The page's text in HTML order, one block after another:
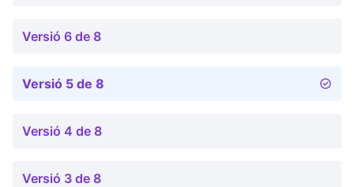
Versió 6 de 8
Versió 5 de 8
Versió 4 de 8
Versió 3 de 8